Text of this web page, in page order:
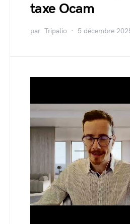
taxe Ocam
par Tripalio 5 décembre